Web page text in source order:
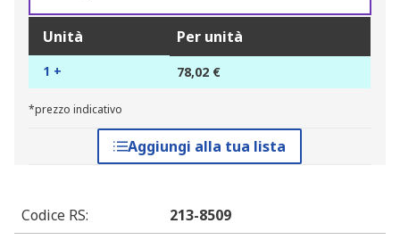
Unità Per unità
1 + 78,02 €
*prezzo indicativo
Aggiungi alla tua lista
Codice RS:
213-8509